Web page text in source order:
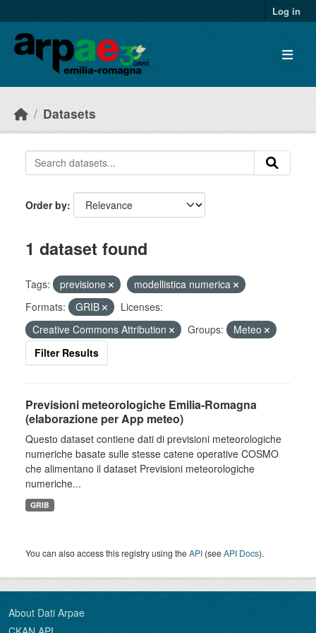
Log in
Datasets
Order by
1 dataset found
Tags: previsione
modellistica numerica
Formats:
GRIB
Licenses:
Creative Commons Attribution
Groups:
Meteo
Filter Results
Previsioni meteorologiche Emilia-Romagna
(elaborazione per App meteo)
Questo dataset contiene dati di previsioni meteorologiche
numeriche basate sulle stesse catene operative COSMO
che alimentano il dataset Previsioni meteorologiche
numeriche...
GRIB
You can also access this registry using theAPI (seeAPI Docs).
About Dati Arpae